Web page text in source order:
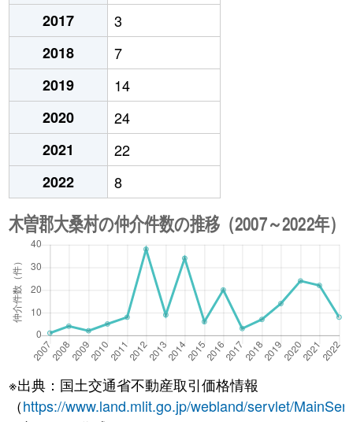
2017
3
2018
7
2019
14
2020
24
2021
22
2022
8
※出典：国土交通省不動産取引価格情報
（https://www.land.mlit.go.jp/webland/servlet/